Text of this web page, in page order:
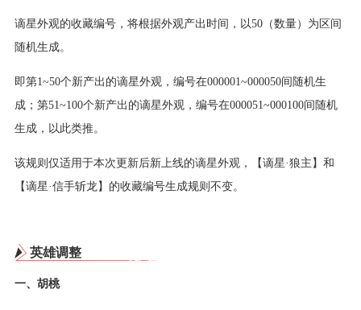
谪星外观的收藏编号，将根据外观产出时间，以50（数量）为区间
随机生成。
即第1~50个新产出的谪星外观，编号在000001~000050间随机生
成；第51~100个新产出的谪星外观，编号在000051~000100间随机
生成，以此类推。
该规则仅适用于本次更新后新上线的谪星外观，【谪星·狼主】和
【谪星·信手斩龙】的收藏编号生成规则不变。
英雄调整
一、胡桃